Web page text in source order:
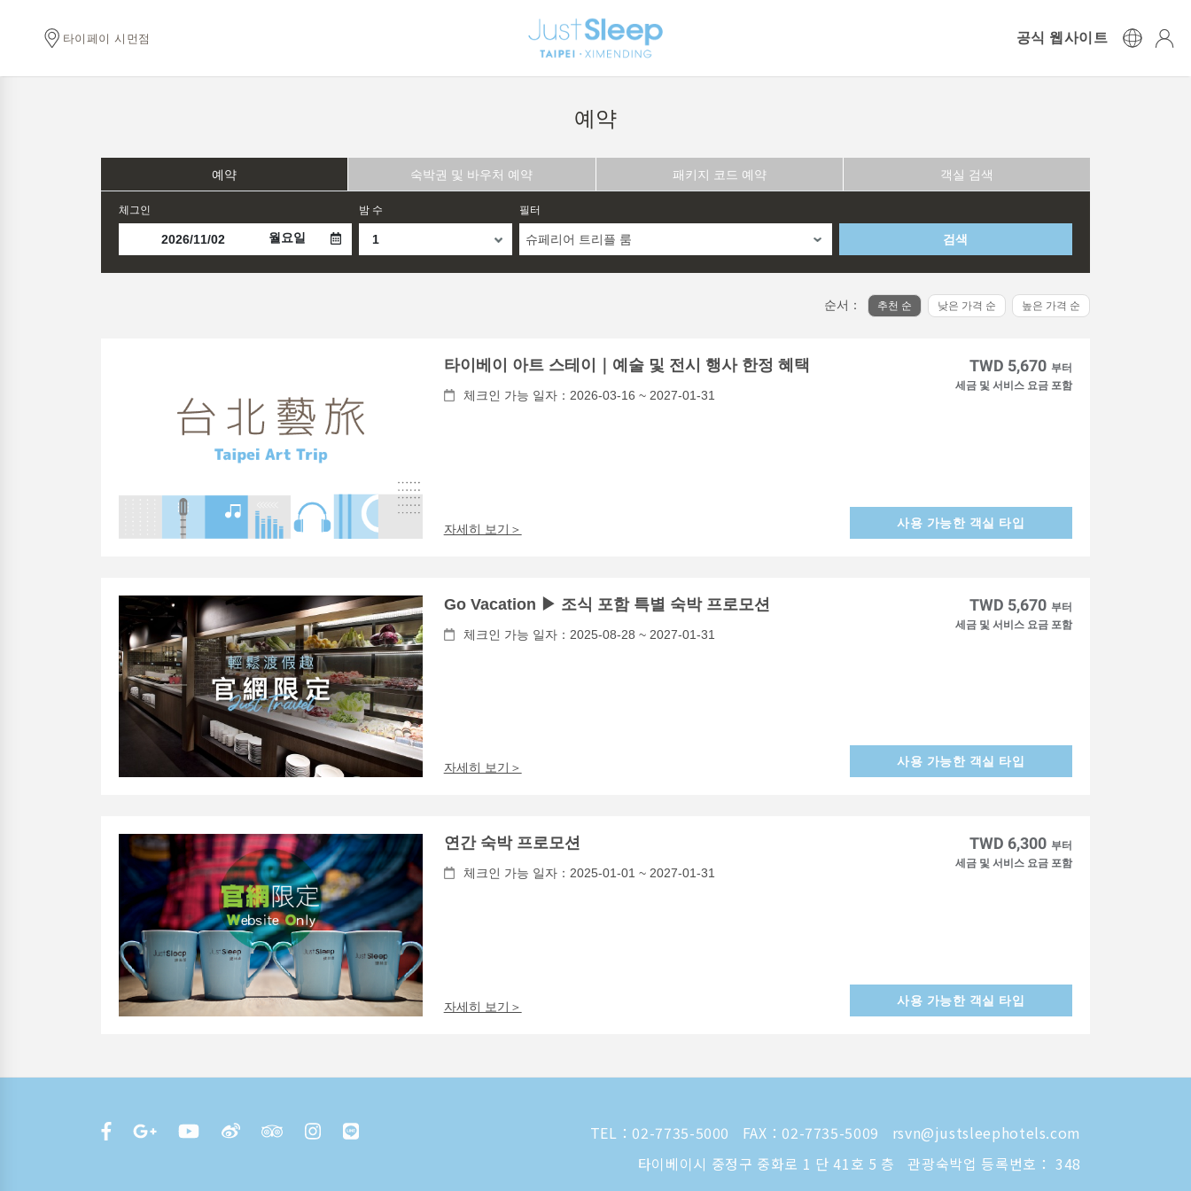
타이페이 시먼점 공식 웹사이트
예약
예약 숙박권 및 바우처 예약 패키지 코드 예약 객실 검색
체그인
월요일
밤 수 필터
슈페리어 트리플 룸 검색
순서： 추천 순 낮은 가격 순 높은 가격 순
타이베이 아트 스테이｜예술 및 전시 행사 한정 혜택
체크인 가능 일자：2026-03-16 ~ 2027-01-31
자세히 보기＞
TWD 5,670 부터
세금 및 서비스 요금 포함
사용 가능한 객실 타입
Go Vacation ▶ 조식 포함 특별 숙박 프로모션
체크인 가능 일자：2025-08-28 ~ 2027-01-31
자세히 보기＞
TWD 5,670 부터
세금 및 서비스 요금 포함
사용 가능한 객실 타입
연간 숙박 프로모션
체크인 가능 일자：2025-01-01 ~ 2027-01-31
자세히 보기＞
TWD 6,300 부터
세금 및 서비스 요금 포함
사용 가능한 객실 타입
TEL： 02-7735-5000 FAX：02-7735-5009
rsvn@justsleephotels.com
타이베이시 중정구 중화로 1 단 41호 5 층
관광숙박업 등록번호： 348